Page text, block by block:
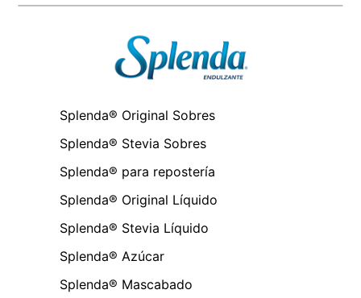
Splenda® Original Sobres
Splenda® Stevia Sobres
Splenda® para repostería
Splenda® Original Líquido
Splenda® Stevia Líquido
Splenda® Azúcar
Splenda® Mascabado